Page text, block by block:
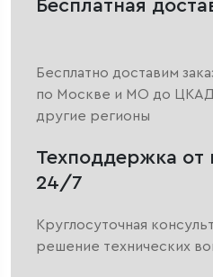
Бесплатная
Бесплатно доставим
по Москве и МО до
другие регионы
Техподдержка от
24/7
Круглосуточная
решение технических